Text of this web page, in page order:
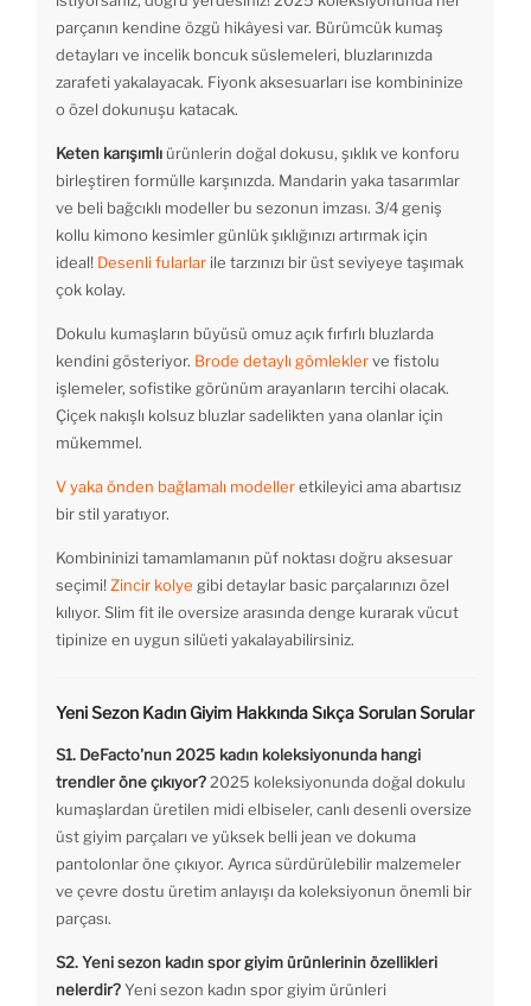
parçanın kendine özgü hikâyesi var. Bürümcük kumaş
detayları ve incelik boncuk süslemeleri, bluzlarınızda
zarafeti yakalayacak. Fiyonk aksesuarları ise kombininize
o özel dokunuşu katacak.
Keten karışımlı ürünlerin doğal dokusu, şıklık ve konforu
birleştiren formülle karşınızda. Mandarin yaka tasarımlar
ve beli bağcıklı modeller bu sezonun imzası. 3/4 geniş
kollu kimono kesimler günlük şıklığınızı artırmak için
ideal! Desenli fularlar ile tarzınızı bir üst seviyeye taşımak
çok kolay.
Dokulu kumaşların büyüsü omuz açık fırfırlı bluzlarda
kendini gösteriyor. Brode detaylı gömleklerve fistolu
işlemeler, sofistike görünüm arayanların tercihi olacak.
Çiçek nakışlı kolsuz bluzlar sadelikten yana olanlar için
mükemmel.
V yaka önden bağlamalı modelleretkileyici ama abartısız
bir stil yaratıyor.
Kombininizi tamamlamanın püf noktası doğru aksesuar
seçimi!Zincir kolye gibi detaylar basic parçalarınızı özel
kılıyor. Slim fit ile oversize arasında denge kurarak vücut
tipinize en uygun silüeti yakalayabilirsiniz.
Yeni Sezon Kadın Giyim Hakkında Sıkça Sorulan Sorular
S1. DeFacto'nun 2025 kadın koleksiyonunda hangi
trendler öne çıkıyor?2025 koleksiyonunda doğal dokulu
kumaşlardan üretilen midi elbiseler, canlı desenli oversize
üst giyim parçaları ve yüksek belli jean ve dokuma
pantolonlar öne çıkıyor. Ayrıca sürdürülebilir malzemeler
ve çevre dostu üretim anlayışı da koleksiyonun önemli bir
parçası.
S2. Yeni sezon kadın spor giyim ürünlerinin özellikleri
nelerdir?Yeni sezon kadın spor giyim ürünleri